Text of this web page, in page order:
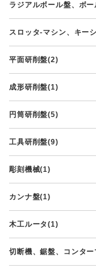
ラジアルボール盤、ボ
スロッタ-マシン、キー
平面研削盤(2)
成形研削盤(1)
円筒研削盤(5)
工具研削盤(9)
彫刻機械(1)
カンナ盤(1)
木工ルータ(1)
切断機、鋸盤、コンタ